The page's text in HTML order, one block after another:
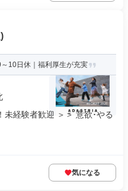
10日休｜福利厚生が充実
経験者歓迎 ＞＞ 意欲･やる
気になる